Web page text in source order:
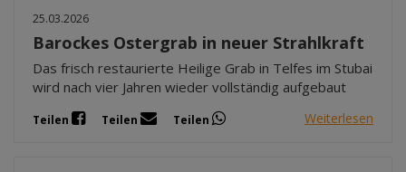
25.03.2026
Barockes Ostergrab in neuer Strahlkraft
Das frisch restaurierte Heilige Grab in Telfes im Stubai
wird nach vier Jahren wieder vollständig aufgebaut
Teilen Teilen Teilen Weiterlesen